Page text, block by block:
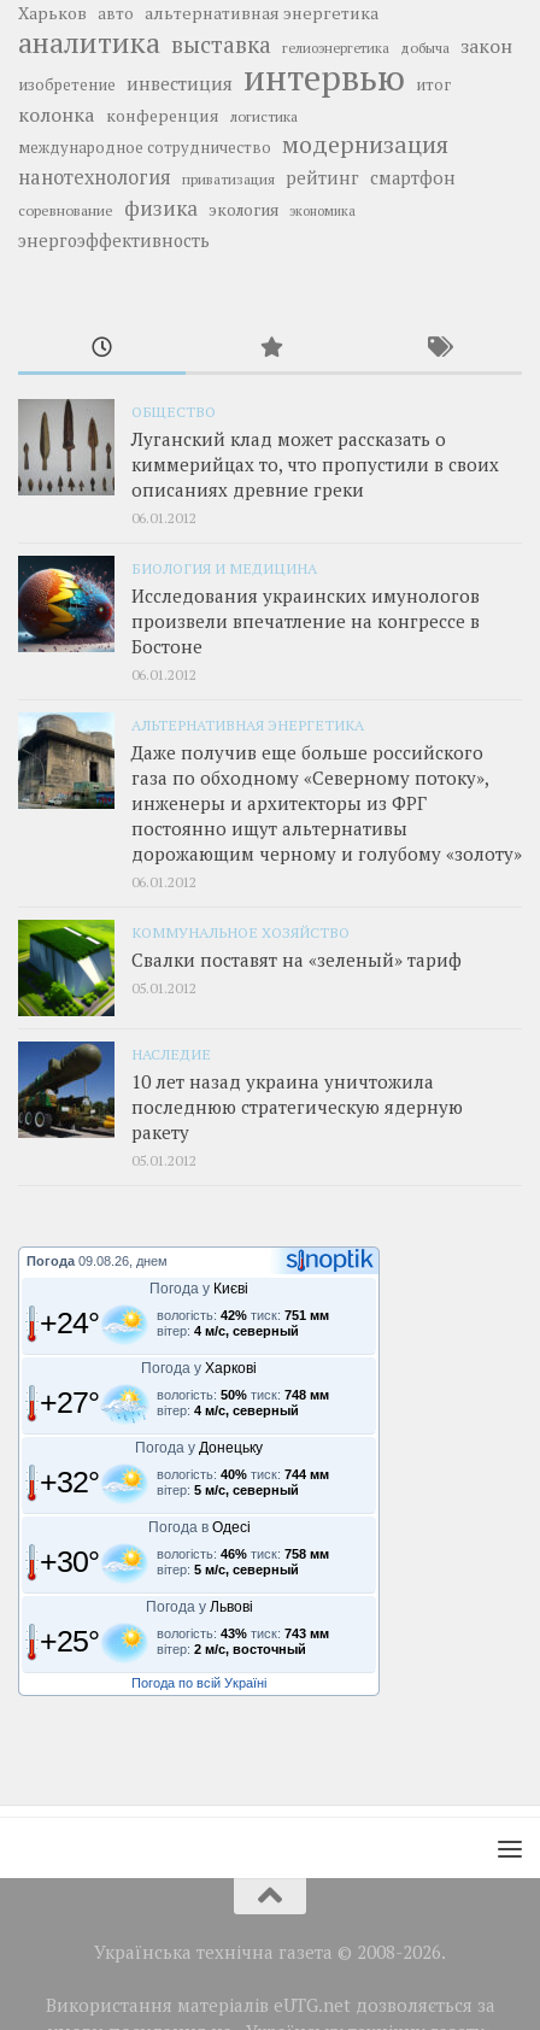
Харьков авто альтернативная энергетика
аналитика выставка гелиоэнергетика добыча закон
изобретение инвестиция интервью итог
колонка конференция логистика
международное сотрудничество модернизация
нанотехнология приватизация рейтинг смартфон
соревнование физика экология экономика
энергоэффективность
ОБЩЕСТВО
Луганский клад может рассказать о
киммерийцах то, что пропустили в своих
описаниях древние греки
06.01.2012
БИОЛОГИЯ И МЕДИЦИНА
Исследования украинских имунологов
произвели впечатление на конгрессе в
Бостоне
06.01.2012
АЛЬТЕРНАТИВНАЯ ЭНЕРГЕТИКА
Даже получив еще больше российского
газа по обходному «Северному потоку»,
инженеры и архитекторы из ФРГ
постоянно ищут альтернативы
дорожающим черному и голубому «золоту»
06.01.2012
КОММУНАЛЬНОЕ ХОЗЯЙСТВО
Свалки поставят на «зеленый» тариф
05.01.2012
НАСЛЕДИЕ
10 лет назад украина уничтожила
последнюю стратегическую ядерную
ракету
05.01.2012
Погода 09.08.26, днем
Погода у Києві
+24° вологість: 42% тиск: 751 мм
вітер: 4 м/с, северный
Погода у Харкові
+27° вологість: 50% тиск: 748 мм
вітер: 4 м/с, северный
Погода у Донецьку
+32° вологість: 40% тиск: 744 мм
вітер: 5 м/с, северный
Погода в Одесі
+30° вологість: 46% тиск: 758 мм
вітер: 5 м/с, северный
Погода у Львові
+25° вологість: 43% тиск: 743 мм
вітер: 2 м/с, восточный
Погода по всій Україні
Українська технічна газета © 2008-2026.
Використання матеріалів eUTG.net дозволяється за